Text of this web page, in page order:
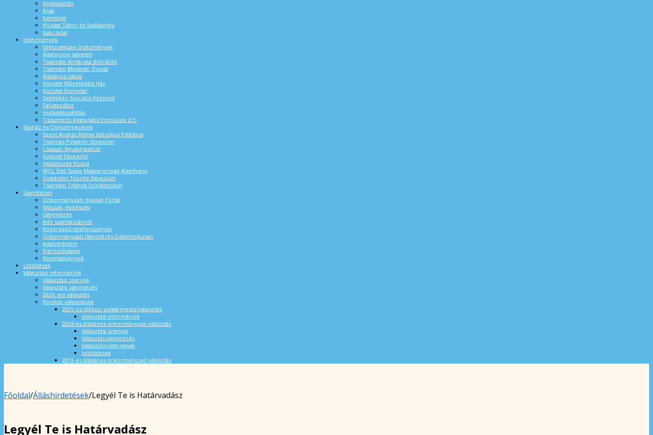
Nyitvatartás
Árak
Kemping
Ifjúsági Tábor és Szálláshely
Kapcsolat
Intézmények
Egészségügyi Intézmények
Állatorvosi ügyeleti
Tóalmási Almácska Bölcsőde
Tóalmási Mesevár Óvoda
Általános Iskola
Községi Művelődési Ház
Községi Könyvtár
Segítőkéz Szociális Központ
Falugazdász
Hulladékszállítás
Tiszamenti Regionális Vízművek Zrt.
Egyház és Civilszervezetek
Szent András Római Katolikus Plébánia
Tóalmás Polgárőr Egyesület
Lilaakác Nyugdíjasklub
Kolping Egyesület
Vállalkozók Klubja
WOL Élet Szava Magyarország Alapítvány
Önkéntes Tűzoltó Egyesület
Tóalmási Titánok Színjátszókör
Ügyintézés
Önkormányzati Hivatali Portál
Műszak, építésügy
Ügyintézés
Adó számlaszámok
Közérdekű telefonszámok
Önkormányzati Ügyintézés Elektronikusan
Adatvédelem
Elérhetőségek
Nyomtatványok
Letöltések
Választási információk
Választási szervek
Választási ügyintézés
2026. évi választás
Korábbi választások
2025-ös időközi polgármesterválasztás
Választási információk
2024-es általános önkormányzati választás
Választási szervek
Választás ügyintézés
Választópolgároknak
Jelölteknek
2019-es általános önkormányzati választás
Főoldal/Álláshirdetések/Legyél Te is Határvadász
Legyél Te is Határvadász